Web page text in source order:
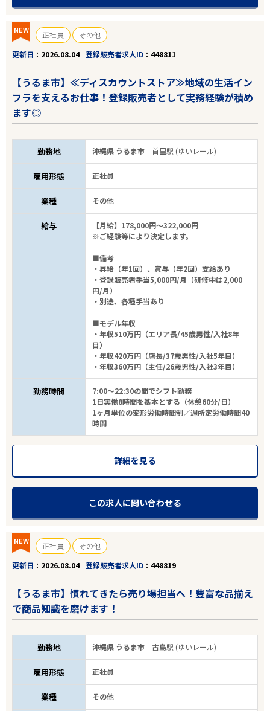
NEW 正社員
その他
更新日
2026.08.04 登録販売者求人ID 448811
【うるま市】≪ディスカウントストア≫地域の生活イン
フラを支えるお仕事！登録販売者として実務経験が積め
ます◎
勤務地 沖縄県 うるま市 首里駅 (ゆいレール)
雇用形態 正社員
業種 その他
給与
【月給】178,000円～322,000円
※ご経験等により決定します。
■備考
・昇給（年1回）、賞与（年2回）支給あり
・登録販売者手当5,000円/月（研修中は2,000
円/月）
・別途、各種手当あり
■モデル年収
・年収510万円（エリア長/45歳男性/入社8年
目）
・年収420万円（店長/37歳男性/入社5年目）
・年収360万円（主任/26歳男性/入社3年目）
勤務時間
7:00～22:30の間でシフト勤務
1日実働8時間を基本とする（休憩60分/日）
1ヶ月単位の変形労働時間制／週所定労働時間40
時間
詳細を見る
この求人に問い合わせる
NEW 正社員
その他
更新日
2026.08.04 登録販売者求人ID 448819
【うるま市】慣れてきたら売り場担当へ！豊富な品揃え
で商品知識を磨けます！
勤務地 沖縄県 うるま市 古島駅 (ゆいレール)
雇用形態 正社員
業種 その他